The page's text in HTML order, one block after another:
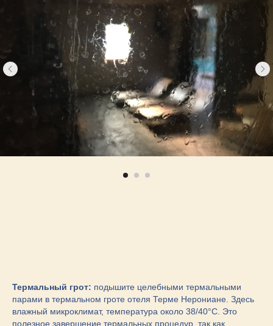
Термальный грот: подышите целебными термальными
парами в термальном гроте отеля Терме Нерониане. Здесь
влажный микроклимат, температура около 38/40°C. Это
полезное завершение термальных процедур, так как